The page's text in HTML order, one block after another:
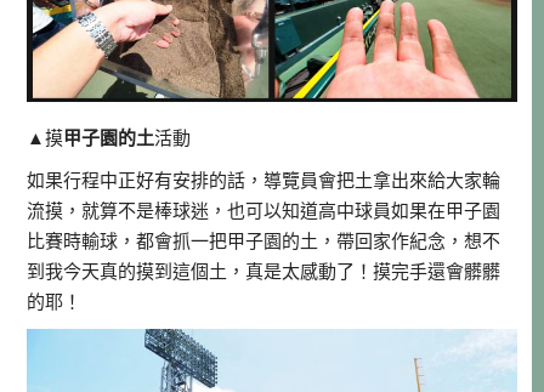
▲摸甲子園的土活動
如果行程中正好有安排的話，導覽員會把土拿出來給大家輪
流摸，就算不是棒球迷，也可以知道高中球員如果在甲子園
比賽時輸球，都會抓一把甲子園的土，帶回家作紀念，想不
到我今天真的摸到這個土，真是太感動了！摸完手還會髒髒
的耶！